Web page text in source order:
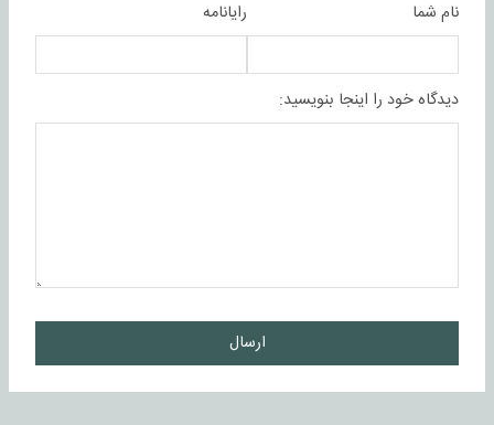
نام شما رایانامه
دیدگاه خود را اینجا بنویسید:
ارسال